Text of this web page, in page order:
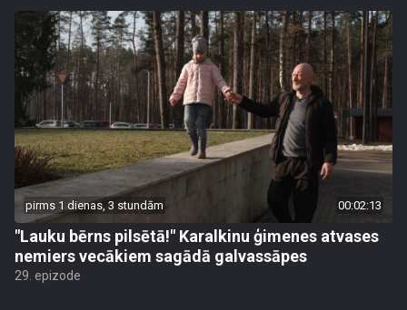
pirms 1 dienas, 3 stundām 00:02:13
"Lauku bērns pilsētā!" Karalkinu ģimenes atvases
nemiers vecākiem sagādā galvassāpes
29. epizode